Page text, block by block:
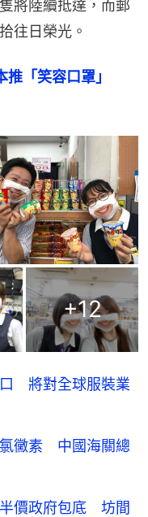
將陸續抵達，而郵
往日榮光。
推「笑容口罩」
+12
將對全球服裝業
黴素 中國海關總
價政府包底 坊間